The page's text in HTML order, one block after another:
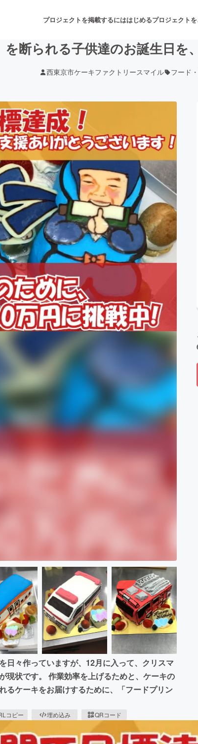
プロジェクトを掲載するにははじめるプロジェクト
音楽 舞台・パ
ゲーム・サービス開発 フード・飲
書籍・雑誌出版 アニメ・漫画
チャレンジ ビューテ
CAMPFIRE for Social GoodCAMPFIRE
CAMPFIREふるさと納税
machi-ya
断られる子供達のお誕生日を
西東京市ケーキファクトリースマイル フード
日々作っていますが、12月に入って、クリスマ
現状です。 作業効率を上げるためと、ケーキの
るケーキをお届けするために、「フードプリン
コピー 埋め込み QRコード